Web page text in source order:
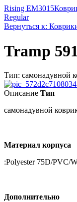
Rising EM3015
Regular
Вернуться к:
Tramp
Тип: самонадувной
Описание Тип
самонадувной
Материал корпуса
:Polyester 75D/PVC/
Дополнительно